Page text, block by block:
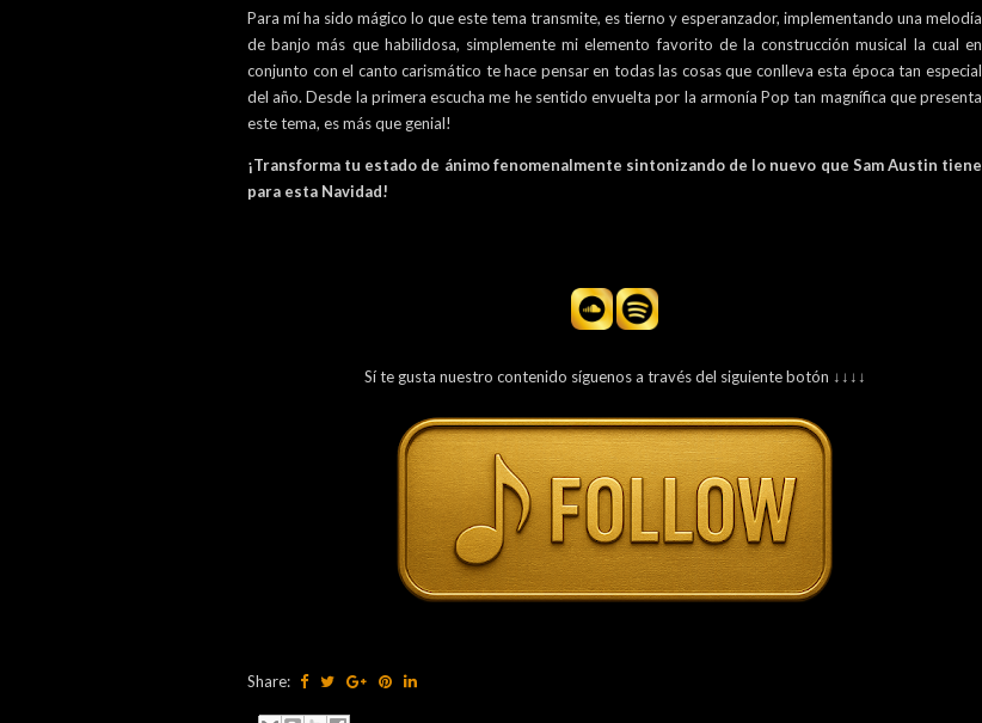
Para mí ha sido mágico lo que este tema transmite, es tierno y esperanzador, implementando una melodía
de banjo más que habilidosa, simplemente mi elemento favorito de la construcción musical la cual en
conjunto con el canto carismático te hace pensar en todas las cosas que conlleva esta época tan especial
del año. Desde la primera escucha me he sentido envuelta por la armonía Pop tan magnífica que presenta
este tema, es más que genial!
¡Transforma tu estado de ánimo fenomenalmente sintonizando de lo nuevo que Sam Austin tiene
para esta Navidad!
Sí te gusta nuestro contenido síguenos a través del siguiente botón ↓↓↓↓
Share: